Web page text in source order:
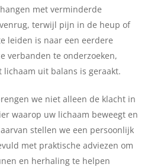
met verminderde
terwijl pijn in de heup of
leiden is naar een eerdere
verbanden te onderzoeken,
uit balans is geraakt.
we niet alleen de klacht in
waarop uw lichaam beweegt en
stellen we een persoonlijk
met praktische adviezen om
en herhaling te helpen